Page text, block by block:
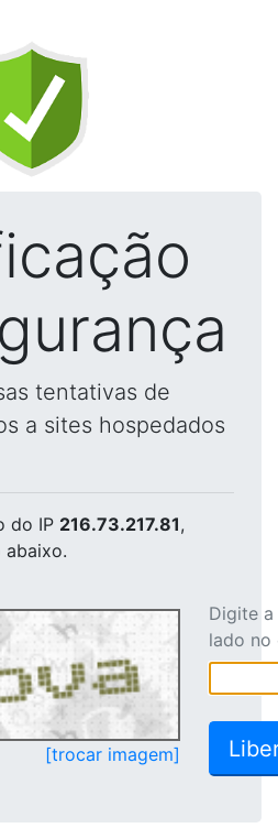
tentativas de
a sites hospedados
do IP 216.73.217.81,
abaixo.
[trocar imagem]
Digite
lado no